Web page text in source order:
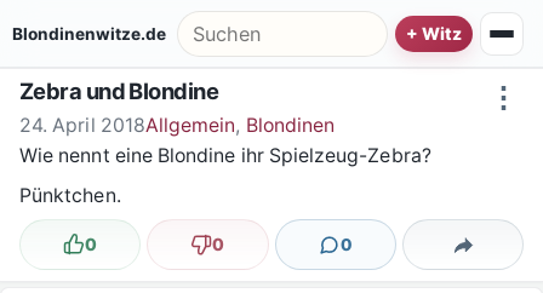
Blondinenwitze.de Suche nach:
⋮
Zebra und Blondine
24. April 2018Allgemein, Blondinen
Wie nennt eine Blondine ihr Spielzeug-Zebra?
Pünktchen.
Lustig
0 Nicht lustig
0 0
Kommentare Teilen